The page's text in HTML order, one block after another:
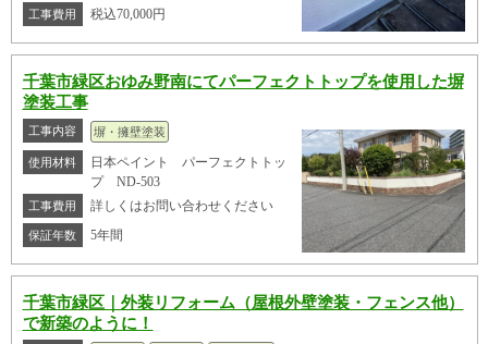
工事費用 税込70,000円
千葉市緑区おゆみ野南にてパーフェクトトップを使用した塀
塗装工事
工事内容 塀・擁壁塗装
使用材料
日本ペイント パーフェクトトッ
プ ND-503
工事費用 詳しくはお問い合わせください
保証年数 5年間
千葉市緑区｜外装リフォーム（屋根外壁塗装・フェンス他）
で新築のように！